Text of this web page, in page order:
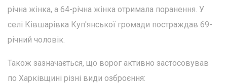
річна жінка, а 64-річна жінка отримала поранення. У
селі Ківшарівка Куп'янської громади постраждав 69-
річний чоловік.
Також зазначається, що ворог активно застосовував
по Харківщині різні види озброєння: